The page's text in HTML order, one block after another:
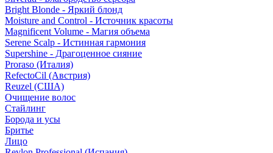
Bright Blonde - Яркий блонд
Moisture and Control - Источник красоты
Magnificent Volume - Магия объема
Serene Scalp - Истинная гармония
Supershine - Драгоценное сияние
Proraso (Италия)
RefectoCil (Австрия)
Reuzel (США)
Очищение волос
Стайлинг
Борода и усы
Бритье
Лицо